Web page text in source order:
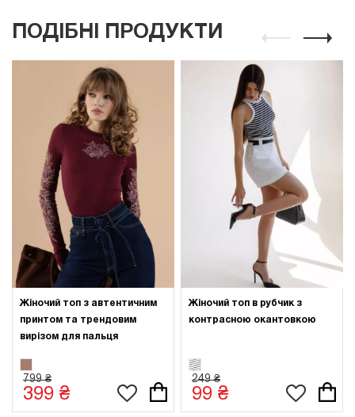
ПОДІБНІ ПРОДУКТИ
Жіночий топ з автентичним
принтом та трендовим
вирізом для пальця
799 ₴
399 ₴
Жіночий топ в рубчик з
контрасною окантовкою
249 ₴
99 ₴